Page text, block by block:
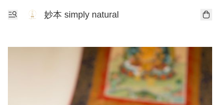
妙本 simply natural